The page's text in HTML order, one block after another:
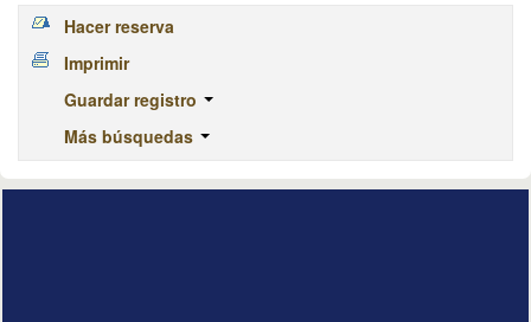
Hacer reserva
Imprimir
Guardar registro
Más búsquedas